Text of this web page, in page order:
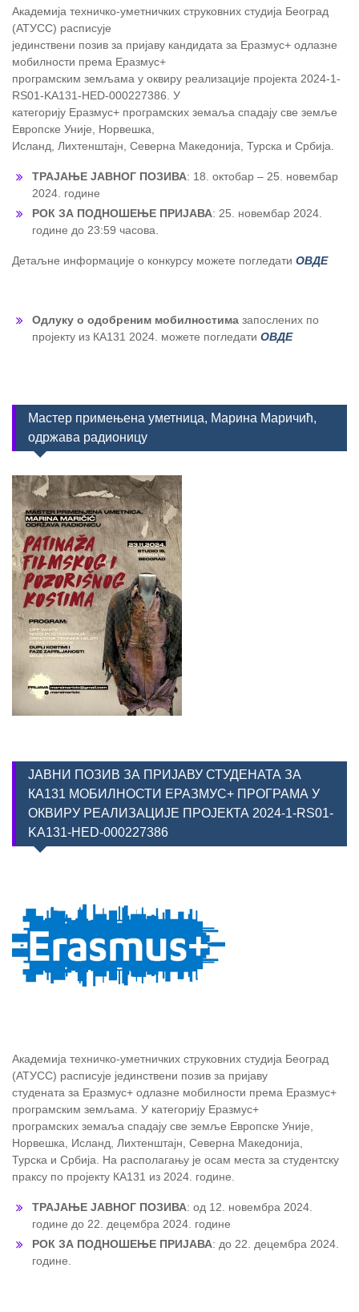
Академија техничко-уметничких струковних студија Београд
(АТУСС) расписује
јединствени позив за пријаву кандидата за Еразмус+ одлазне
мобилности према Еразмус+
програмским земљама у оквиру реализације пројекта 2024-1-
RS01-KA131-HED-000227386. У
категорију Еразмус+ програмских земаља спадају све земље
Европске Уније, Норвешка,
Исланд, Лихтенштајн, Северна Македонија, Турска и Србија.
ТРАЈАЊЕ ЈАВНОГ ПОЗИВА: 18. октобар – 25. новембар
2024. године
РОК ЗА ПОДНОШЕЊЕ ПРИЈАВА: 25. новембар 2024.
године до 23:59 часова.
Детаљне информације о конкурсу можете погледати ОВДЕ
Одлуку о одобреним мобилностима запослених по
пројекту из КА131 2024. можете погледати ОВДЕ
Мастер примењена уметница, Марина Маричић,
одржава радионицу
ЈАВНИ ПОЗИВ ЗА ПРИЈАВУ СТУДЕНАТА ЗА
КА131 МОБИЛНОСТИ ЕРАЗМУС+ ПРОГРАМА У
ОКВИРУ РЕАЛИЗАЦИЈЕ ПРОЈЕКТА 2024-1-RS01-
KA131-HED-000227386
Академија техничко-уметничких струковних студија Београд
(АТУСС) расписује јединствени позив за пријаву
студената за Еразмус+ одлазне мобилности према Еразмус+
програмским земљама. У категорију Еразмус+
програмских земаља спадају све земље Европске Уније,
Норвешка, Исланд, Лихтенштајн, Северна Македонија,
Турска и Србија. На располагању је осам места за студентску
праксу по пројекту КА131 из 2024. године.
ТРАЈАЊЕ ЈАВНОГ ПОЗИВА: од 12. новембра 2024.
године до 22. децембра 2024. године
РОК ЗА ПОДНОШЕЊЕ ПРИЈАВА: до 22. децембра 2024.
године.